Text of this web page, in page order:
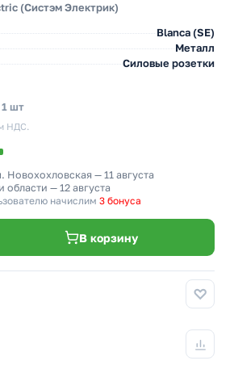
(Систэм Электрик)
Blanca (SE)
Металл
Силовые розетки
1 шт
НДС.
Новохохловская — 11 августа
области — 12 августа
начислим 3 бонуса
В корзину